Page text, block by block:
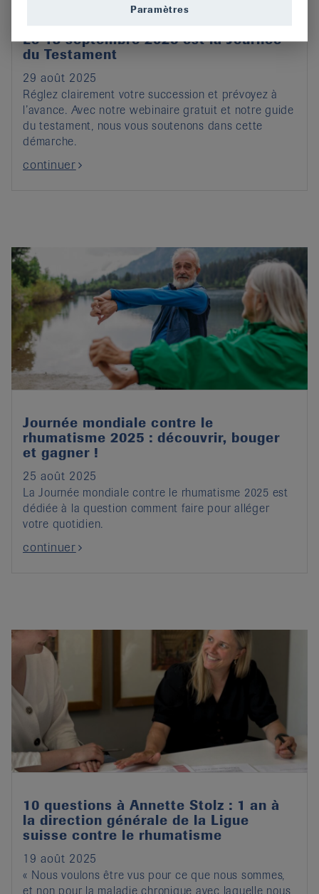
Le 13 septembre 2025 est la Journée
du Testament
29 août 2025
Réglez clairement votre succession et prévoyez à
l’avance. Avec notre webinaire gratuit et notre guide
du testament, nous vous soutenons dans cette
démarche.
continuer
Journée mondiale contre le
rhumatisme 2025 : découvrir, bouger
et gagner !
25 août 2025
La Journée mondiale contre le rhumatisme 2025 est
dédiée à la question comment faire pour alléger
votre quotidien.
continuer
10 questions à Annette Stolz : 1 an à
la direction générale de la Ligue
suisse contre le rhumatisme
19 août 2025
« Nous voulons être vus pour ce que nous sommes,
et non pour la maladie chronique avec laquelle nous
Paramètres